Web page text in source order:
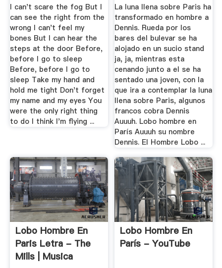
I can't scare the fog But I
can see the right from the
wrong I can't feel my
bones But I can hear the
steps at the door Before,
before I go to sleep
Before, before I go to
sleep Take my hand and
hold me tight Don't forget
my name and my eyes You
were the only right thing
to do I think I'm flying ...
La luna llena sobre Paris ha
transformado en hombre a
Dennis. Rueda por los
bares del bulevar se ha
alojado en un sucio stand
ja, ja, mientras esta
cenando junto a el se ha
sentado una joven, con la
que ira a contemplar la luna
llena sobre Paris, algunos
francos cobra Dennis
Auuuh. Lobo hombre en
París Auuuh su nombre
Dennis. El Hombre Lobo ...
Lobo Hombre En
Paris Letra - The
Mills | Musica
Lobo Hombre En
París - YouTube